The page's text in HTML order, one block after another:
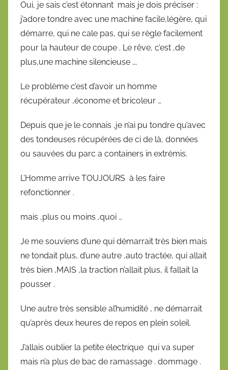
Oui, je sais c’est étonnant mais je dois préciser :
j’adore tondre avec une machine facile,légère, qui
démarre, qui ne cale pas, qui se règle facilement
pour la hauteur de coupe . Le rêve, c’est ,de
plus,une machine silencieuse ….
Le problème c’est d’avoir un homme
récupérateur ,économe et bricoleur …
Depuis que je le connais ,je n’ai pu tondre qu’avec
des tondeuses récupérées de ci de là, données
ou sauvées du parc a containers in extrémis.
L’Homme arrive TOUJOURS à les faire
refonctionner .
mais ,plus ou moins ,quoi …
Je me souviens d’une qui démarrait très bien mais
ne tondait plus, d’une autre ,auto tractée, qui allait
très bien ,MAIS ,la traction n’allait plus, il fallait la
pousser .
Une autre très sensible al’humidité , ne démarrait
qu’après deux heures de repos en plein soleil.
J’allais oublier la petite électrique qui va super
mais n’a plus de bac de ramassage . dommage .